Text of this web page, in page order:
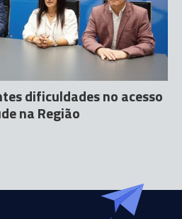
dificuldades no acesso
na Região